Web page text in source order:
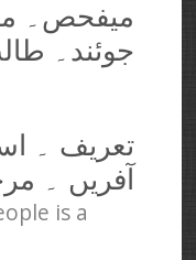
میفحص۔
جوئند۔
تعریف ۔
آفریں ۔
is a